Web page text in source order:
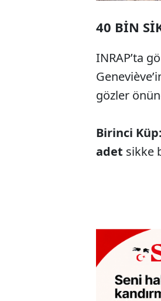
40 BİN
INRAP’ta
gözler
Birinci Küp:
adet sikke